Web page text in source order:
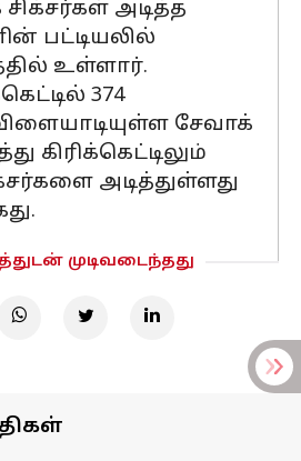
அடித்த
பட்டியலில்
உள்ளார்.
374
சேவாக்
கிரிக்கெட்டிலும்
அடித்துள்ளது
முடிவடைந்தது